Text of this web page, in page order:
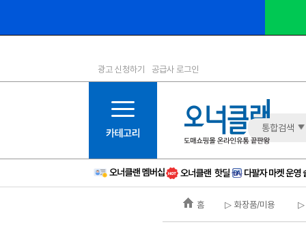
1등급
6등급
11등급
12등급
15등급
16등급
광고 신청하기 공급사 로그인
통합검색
홈 ▷ 화장품/미용 ▷